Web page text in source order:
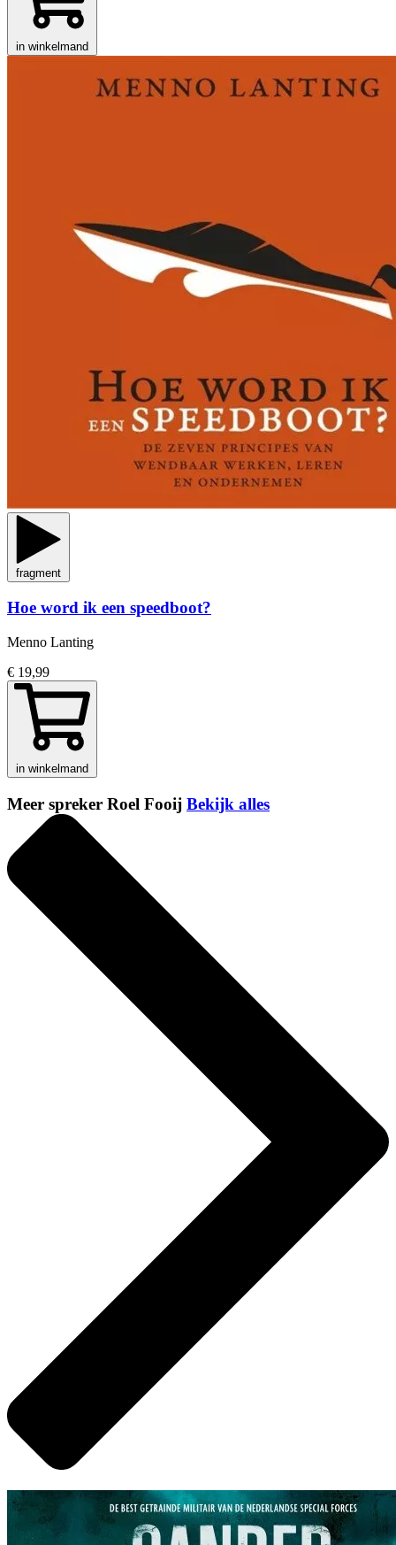
in winkelmand
fragment
Hoe word ik een speedboot?
Menno Lanting
€ 19,99
in winkelmand
Meer spreker Roel Fooij Bekijk alles